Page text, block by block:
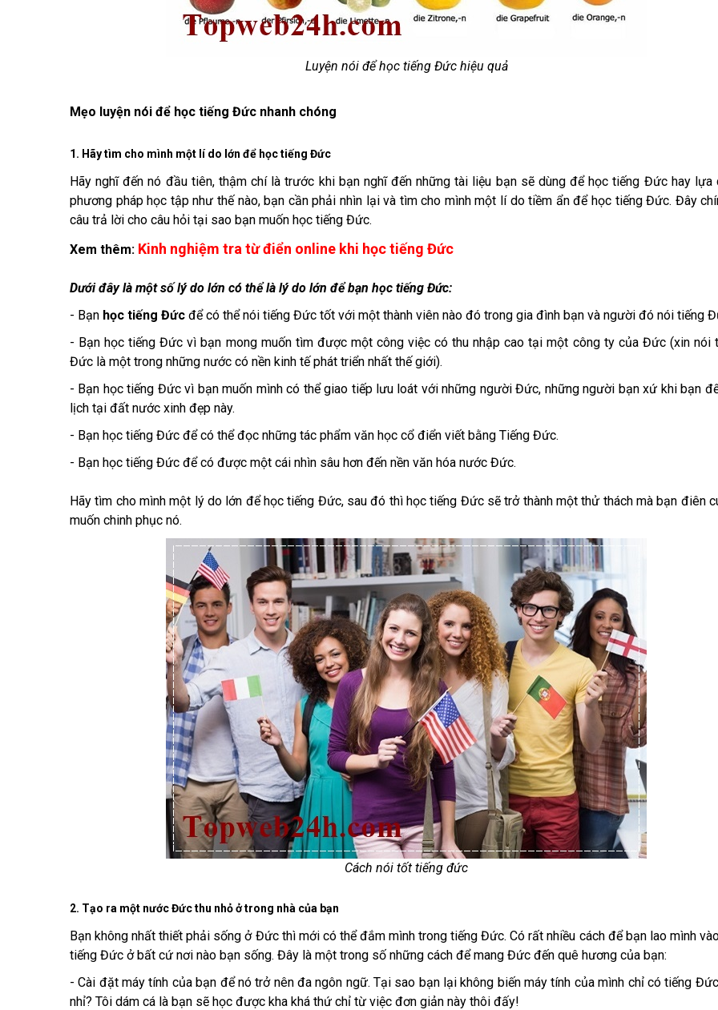
Luyện nói để học tiếng Đức hiệu quả
Mẹo luyện nói để học tiếng Đức nhanh chóng
1. Hãy tìm cho mình một lí do lớn để học tiếng Đức
Hãy nghĩ đến nó đầu tiên, thậm chí là trước khi bạn nghĩ đến những tài liệu bạn sẽ dùng để học tiếng Đức hay lựa
phương pháp học tập như thế nào, bạn cần phải nhìn lại và tìm cho mình một lí do tiềm ẩn để học tiếng Đức. Đây
câu trả lời cho câu hỏi tại sao bạn muốn học tiếng Đức.
Xem thêm: Kinh nghiệm tra từ điển online khi học tiếng Đức
Dưới đây là một số lý do lớn có thể là lý do lớn để bạn học tiếng Đức:
- Bạn học tiếng Đức để có thể nói tiếng Đức tốt với một thành viên nào đó trong gia đình bạn và người đó nói tiếng
- Bạn học tiếng Đức vì bạn mong muốn tìm được một công việc có thu nhập cao tại một công ty của Đức (xin nói
Đức là một trong những nước có nền kinh tế phát triển nhất thế giới).
- Bạn học tiếng Đức vì bạn muốn mình có thể giao tiếp lưu loát với những người Đức, những người bạn xứ khi bạn
lịch tại đất nước xinh đẹp này.
- Bạn học tiếng Đức để có thể đọc những tác phẩm văn học cổ điển viết bằng Tiếng Đức.
- Bạn học tiếng Đức để có được một cái nhìn sâu hơn đến nền văn hóa nước Đức.
Hãy tìm cho mình một lý do lớn để học tiếng Đức, sau đó thì học tiếng Đức sẽ trở thành một thử thách mà bạn điên
muốn chinh phục nó.
Cách nói tốt tiếng đức
2. Tạo ra một nước Đức thu nhỏ ở trong nhà của bạn
Bạn không nhất thiết phải sống ở Đức thì mới có thể đắm mình trong tiếng Đức. Có rất nhiều cách để bạn lao mình
tiếng Đức ở bất cứ nơi nào bạn sống. Đây là một trong số những cách để mang Đức đến quê hương của bạn:
- Cài đặt máy tính của bạn để nó trở nên đa ngôn ngữ. Tại sao bạn lại không biến máy tính của mình chỉ có tiếng
nhỉ? Tôi dám cá là bạn sẽ học được kha khá thứ chỉ từ việc đơn giản này thôi đấy!